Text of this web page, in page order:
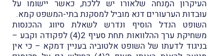
העיקרון המַנחה שלאורו יש ללכת, כאשר יישומו על
עוּבדות הערעורים דנא מוביל למסקנת בתי-המשפט קמא.
השופט הנדל הוסיף ונדרש לשאלת סיווג ההכנסות
משחיקת ערך ההלוואות תחת סעיף 2(4) לפקודה וקבע –
בניגוד לדעתו של השופט אלטוביה בעניין דמקא – כי אין